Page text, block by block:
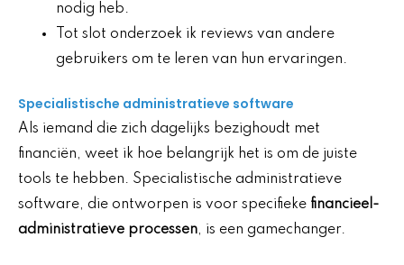
nodig heb.
Tot slot onderzoek ik reviews van andere
gebruikers om te leren van hun ervaringen.
Specialistische administratieve software
Als iemand die zich dagelijks bezighoudt met
financiën, weet ik hoe belangrijk het is om de juiste
tools te hebben. Specialistische administratieve
software, die ontworpen is voor specifieke financieel-
administratieve processen, is een gamechanger.